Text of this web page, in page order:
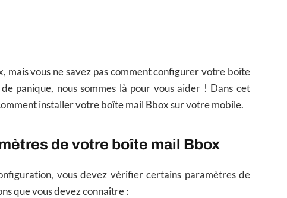
mais vous ne savez pas comment configurer votre boîte
panique, nous sommes là pour vous aider ! Dans cet
installer votre boîte mail Bbox sur votre mobile.
de votre boîte mail Bbox
vous devez vérifier certains paramètres de
que vous devez connaître :